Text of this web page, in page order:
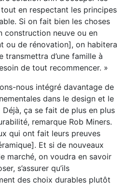
en respectant les principes
Si on fait bien les choses
construction neuve ou en
ou de rénovation], on habitera
transmettra d’une famille à
de tout recommencer. »
nous intégré davantage de
dans le design et le
ça se fait de plus en plus
remarque Rob Miners.
qui ont fait leurs preuves
Et si de nouveaux
marché, on voudra en savoir
s’assurer qu’ils
des choix durables plutôt